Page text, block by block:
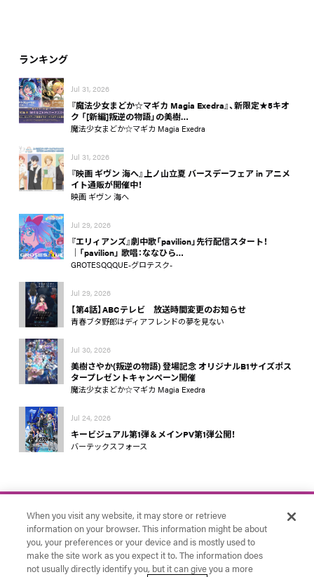
ランキング
Jul 31, 2026
『魔法少女まどか☆マギカ Magia Exedra』、新限定★5キオ
ク 「[新編]叛逆の物語」の美樹…
魔法少女まどか☆マギカ Magia Exedra
Jul 31, 2026
『映画 ギヴン 海へ』上ノ山立夏 バースデーフェア in アニメ
イト通販が開催中！
映画 ギヴン 海へ
Jul 29, 2026
『エリィアンズ』劇中歌「pavilion」先行配信スタート！
│「pavilion」 歌唱：ななひら…
GROTESQQQUE-グロテスク-
Jul 29, 2026
【第4話】ABCテレビ 放送時間変更のお知らせ
青春ブタ野郎はディアフレンドの夢を見ない
Jul 30, 2026
美樹さやか(叛逆の物語) 登場記念 オリジナルB1サイズポス
タープレゼントキャンペーン開催
魔法少女まどか☆マギカ Magia Exedra
Jul 24, 2026
キービジュアル第1弾＆メインPV第1弾公開！
バーテックスフォース
お問い合わせ アニプレックス
Cookie Settings
When you visit any website, it may store or retrieve
information on your browser. This information might be about
you, your preferences or your device and is mostly used to
make the site work as you expect it to. The information does
not usually directly identify you, but it can give you a more